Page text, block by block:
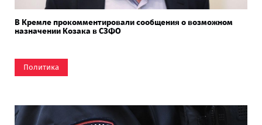
В Кремле прокомментировали сообщения о возможном
назначении Козака в СЗФО
Политика